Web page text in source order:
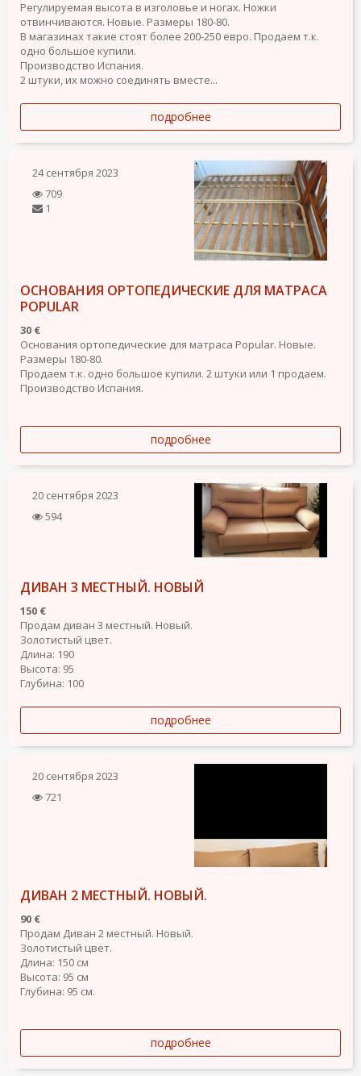
Регулируемая высота в изголовье и ногах. Ножки
отвинчиваются. Новые. Размеры 180-80.
В магазинах такие стоят более 200-250 евро. Продаем т.к.
одно большое купили.
Производство Испания.
2 штуки, их можно соединять вместе...
подробнее
24 сентября 2023
709
1
ОСНОВАНИЯ ОРТОПЕДИЧЕСКИЕ ДЛЯ МАТРАСА
POPULAR
30 €
Основания ортопедические для матраса Popular. Новые.
Размеры 180-80.
Продаем т.к. одно большое купили. 2 штуки или 1 продаем.
Производство Испания.
подробнее
20 сентября 2023
594
ДИВАН 3 МЕСТНЫЙ. НОВЫЙ
150 €
Продам диван 3 местный. Новый.
Золотистый цвет.
Длина: 190
Высота: 95
Глубина: 100
подробнее
20 сентября 2023
721
ДИВАН 2 МЕСТНЫЙ. НОВЫЙ.
90 €
Продам Диван 2 местный. Новый.
Золотистый цвет.
Длина: 150 см
Высота: 95 см
Глубина: 95 см.
подробнее